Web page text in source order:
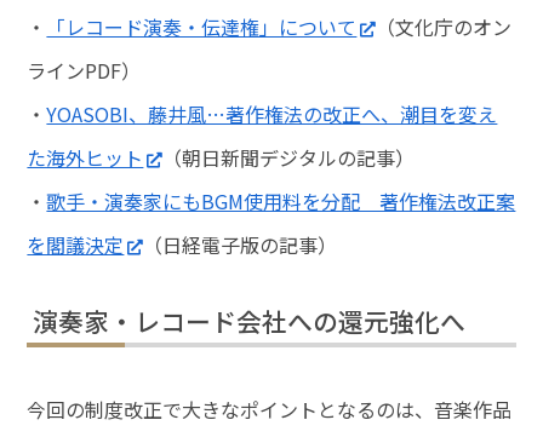
・
「レコード演奏・伝達権」について
（文化庁のオン
ラインPDF）
・YOASOBI、藤井風…著作権法の改正へ、潮目を変え
た海外ヒット
（朝日新聞デジタルの記事）
・歌手・演奏家にもBGM使用料を分配 著作権法改正案
を閣議決定
（日経電子版の記事）
演奏家・レコード会社への還元強化へ
今回の制度改正で大きなポイントとなるのは、音楽作品